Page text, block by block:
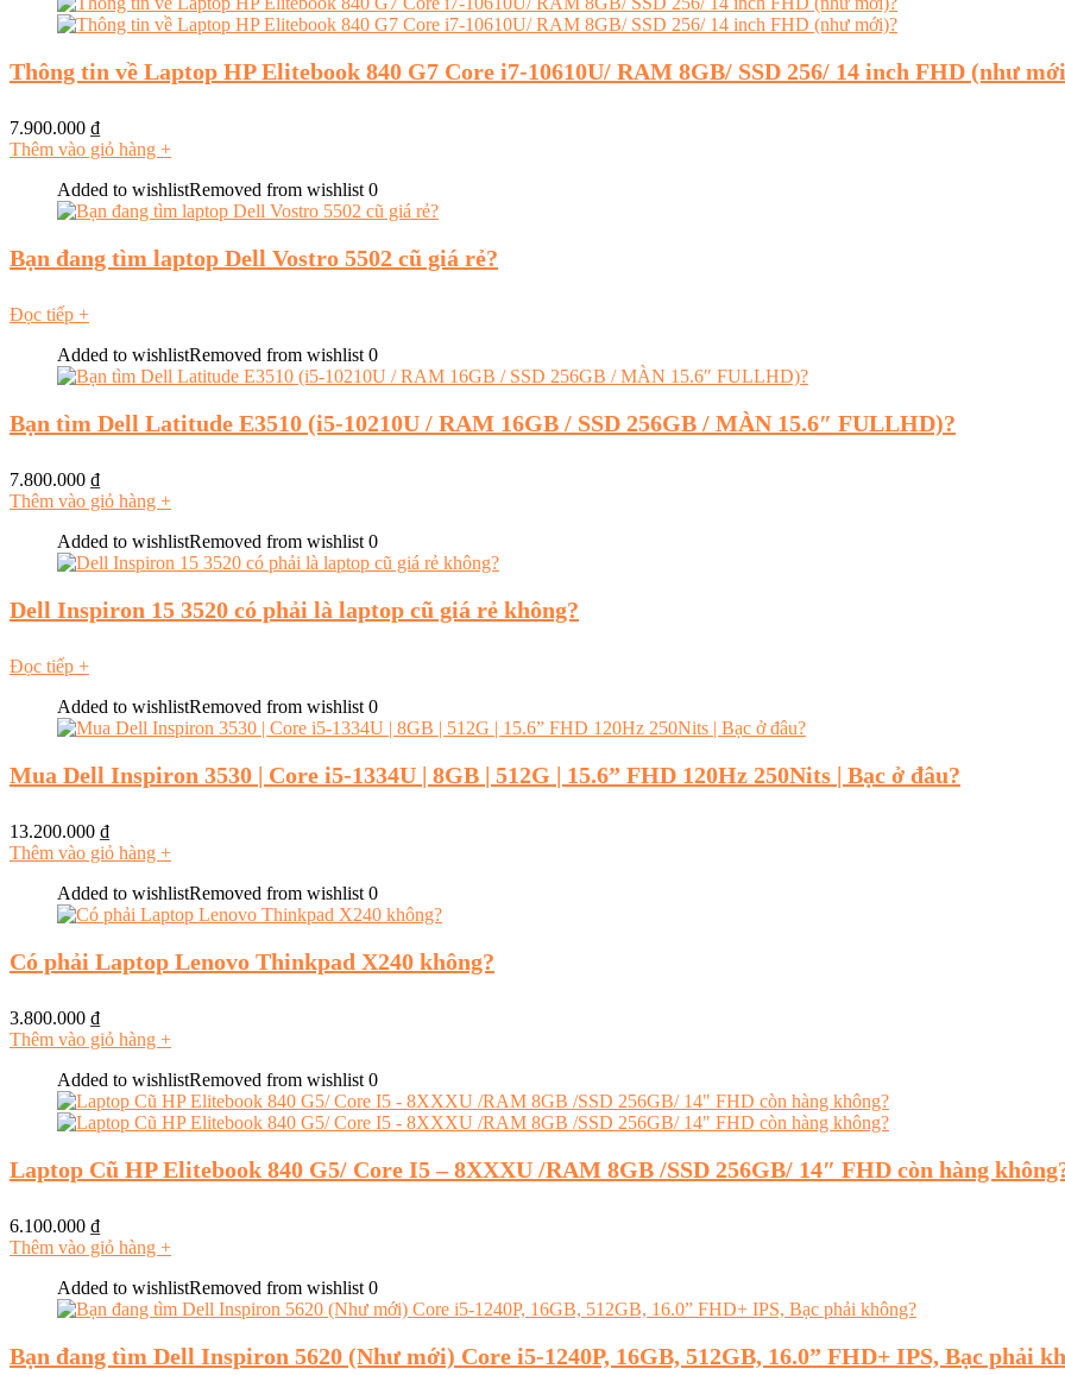
Thông tin về Laptop HP Elitebook 840 G7 Core i7-10610U/ RAM 8GB/ SSD 256/ 14 inch FHD (như
7.900.000 ₫
Thêm vào giỏ hàng +
Added to wishlistRemoved from wishlist 0
Bạn đang tìm laptop Dell Vostro 5502 cũ giá rẻ?
Đọc tiếp +
Added to wishlistRemoved from wishlist 0
Bạn tìm Dell Latitude E3510 (i5-10210U / RAM 16GB / SSD 256GB / MÀN 15.6″ FULLHD)?
7.800.000 ₫
Thêm vào giỏ hàng +
Added to wishlistRemoved from wishlist 0
Dell Inspiron 15 3520 có phải là laptop cũ giá rẻ không?
Đọc tiếp +
Added to wishlistRemoved from wishlist 0
Mua Dell Inspiron 3530 | Core i5-1334U | 8GB | 512G | 15.6” FHD 120Hz 250Nits | Bạc ở đâu?
13.200.000 ₫
Thêm vào giỏ hàng +
Added to wishlistRemoved from wishlist 0
Có phải Laptop Lenovo Thinkpad X240 không?
3.800.000 ₫
Thêm vào giỏ hàng +
Added to wishlistRemoved from wishlist 0
Laptop Cũ HP Elitebook 840 G5/ Core I5 – 8XXXU /RAM 8GB /SSD 256GB/ 14″ FHD còn hàng
6.100.000 ₫
Thêm vào giỏ hàng +
Added to wishlistRemoved from wishlist 0
Bạn đang tìm Dell Inspiron 5620 (Như mới) Core i5-1240P, 16GB, 512GB, 16.0” FHD+ IPS, Bạc phải